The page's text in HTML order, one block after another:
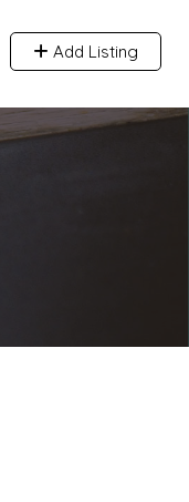
Add Listing